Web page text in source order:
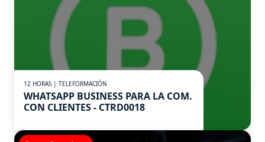
12 HORAS | TELEFORMACIÓN
WHATSAPP BUSINESS PARA LA COM.
CON CLIENTES - CTRD0018